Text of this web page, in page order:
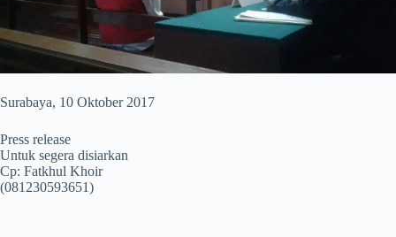
Surabaya, 10 Oktober 2017
Press release
Untuk segera disiarkan
Cp: Fatkhul Khoir
(081230593651)